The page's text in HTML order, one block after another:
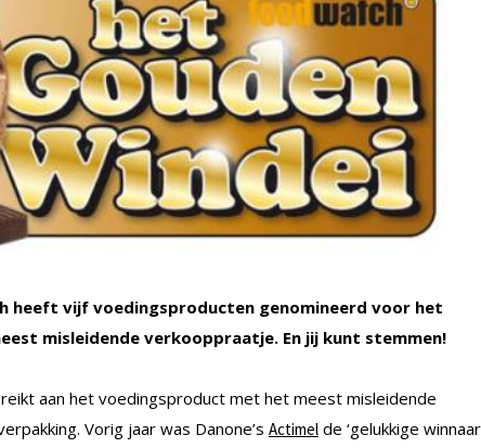
heeft vijf voedingsproducten genomineerd voor het
misleidende verkooppraatje. En jij kunt stemmen!
aan het voedingsproduct met het meest misleidende
Vorig jaar was Danone’s Actimel de ‘gelukkige